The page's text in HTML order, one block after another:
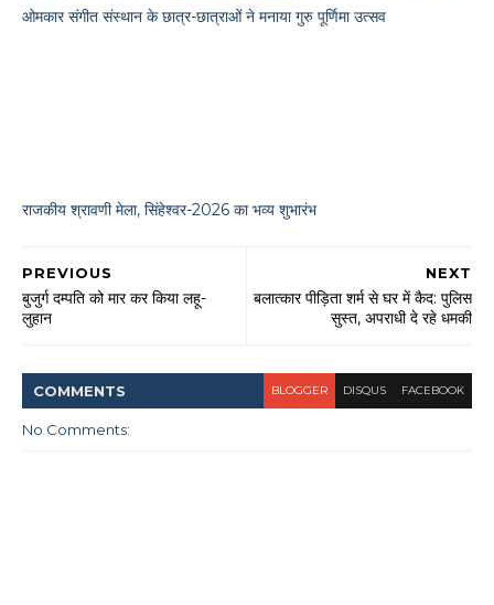
ओमकार संगीत संस्थान के छात्र-छात्राओं ने मनाया गुरु पूर्णिमा उत्सव
राजकीय श्रावणी मेला, सिंहेश्वर-2026 का भव्य शुभारंभ
NEXT
बलात्कार पीड़िता शर्म से घर में कैद: पुलिस
सुस्त, अपराधी दे रहे धमकी
PREVIOUS
बुजुर्ग दम्पति को मार कर किया लहू-
लुहान
COMMENTS BLOGGER DISQUS FACEBOOK
No Comments: